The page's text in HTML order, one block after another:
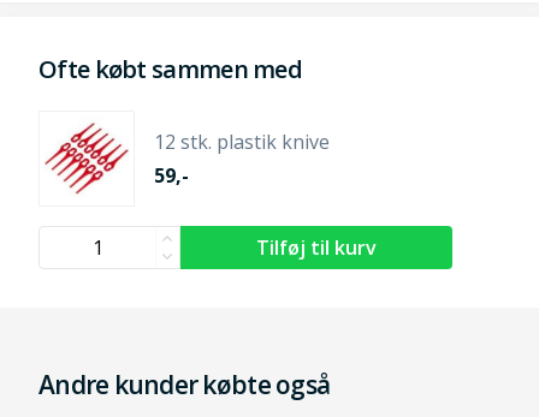
Ofte købt sammen med
12 stk. plastik knive
59,-
Andre kunder købte også